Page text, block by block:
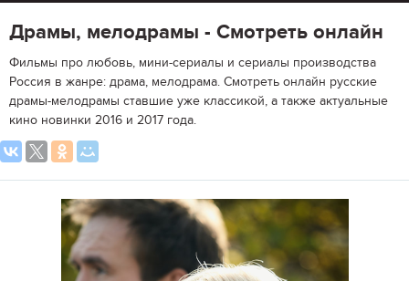
Драмы, мелодрамы - Смотреть онлайн
Фильмы про любовь, мини-сериалы и сериалы производства
Россия в жанре: драма, мелодрама. Смотреть онлайн русские
драмы-мелодрамы ставшие уже классикой, а также актуальные
кино новинки 2016 и 2017 года.